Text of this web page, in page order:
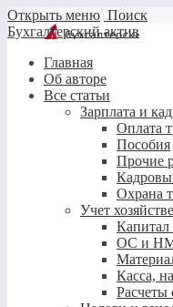
Открыть меню Поиск
Бухгалтерский актив
Главная
Об авторе
Все статьи
Зарплата и
Оплата
Пособия
Прочие
Охрана
Учет
Капитал
ОС и
Касса,
Расчеты